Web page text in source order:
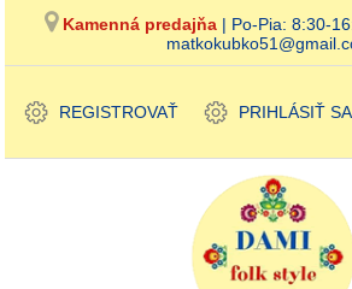
Kamenná predajňa | Po-Pia: 8:30-
REGISTROVAŤ PRIHLÁSIŤ SA